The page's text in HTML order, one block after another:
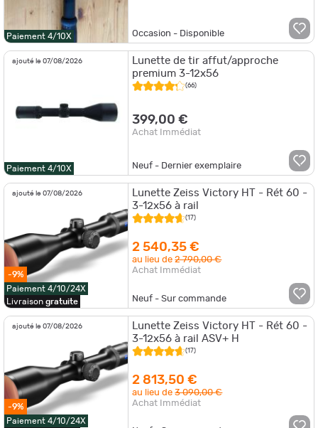
Paiement 4/10X Occasion - Disponible
ajouté le 07/08/2026
Paiement 4/10X
Lunette de tir affut/approche
premium 3-12x56
(66)
399,00 €
Achat Immédiat
Neuf - Dernier exemplaire
ajouté le 07/08/2026
-9%
Paiement 4/10/24X
Livraison gratuite
Lunette Zeiss Victory HT - Rét 60 -
3-12x56 à rail
(17)
2 540,35 €
au lieu de2 790,00 €
Achat Immédiat
Neuf - Sur commande
ajouté le 07/08/2026
-9%
Paiement 4/10/24X
Lunette Zeiss Victory HT - Rét 60 -
3-12x56 à rail ASV+ H
(17)
2 813,50 €
au lieu de3 090,00 €
Achat Immédiat